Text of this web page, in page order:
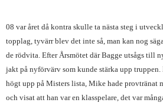
08 var året då kontra skulle ta nästa steg i
topplag, tyvärr blev det inte så, man kan nog
de rödvita. Efter Årsmötet där Bagge utsågs till
jakt på nyförvärv som kunde stärka upp
högt upp på Misters lista, Mike hade provtränat
och visat att han var en klasspelare, det var